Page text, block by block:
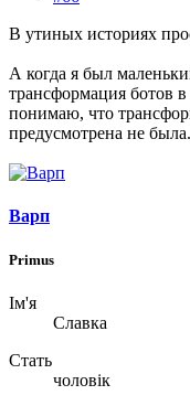
В утиных историях
А когда я был
трансформация ботов
понимаю, что
предусмотрена не
Варп
Primus
Ім'я
Славка
Стать
чоловік